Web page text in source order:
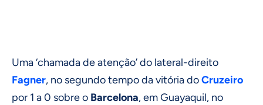
Uma ‘chamada de atenção’ do lateral-direito
Fagner, no segundo tempo da vitória doCruzeiro
por 1 a 0 sobre o Barcelona, em Guayaquil, no